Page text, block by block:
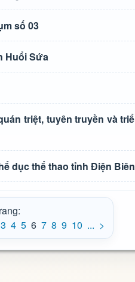
số 03
Huổi Sứa
triệt, tuyên truyền và
dục thể thao tỉnh Điện
3 4 5 6 7 8 9 10 ... >